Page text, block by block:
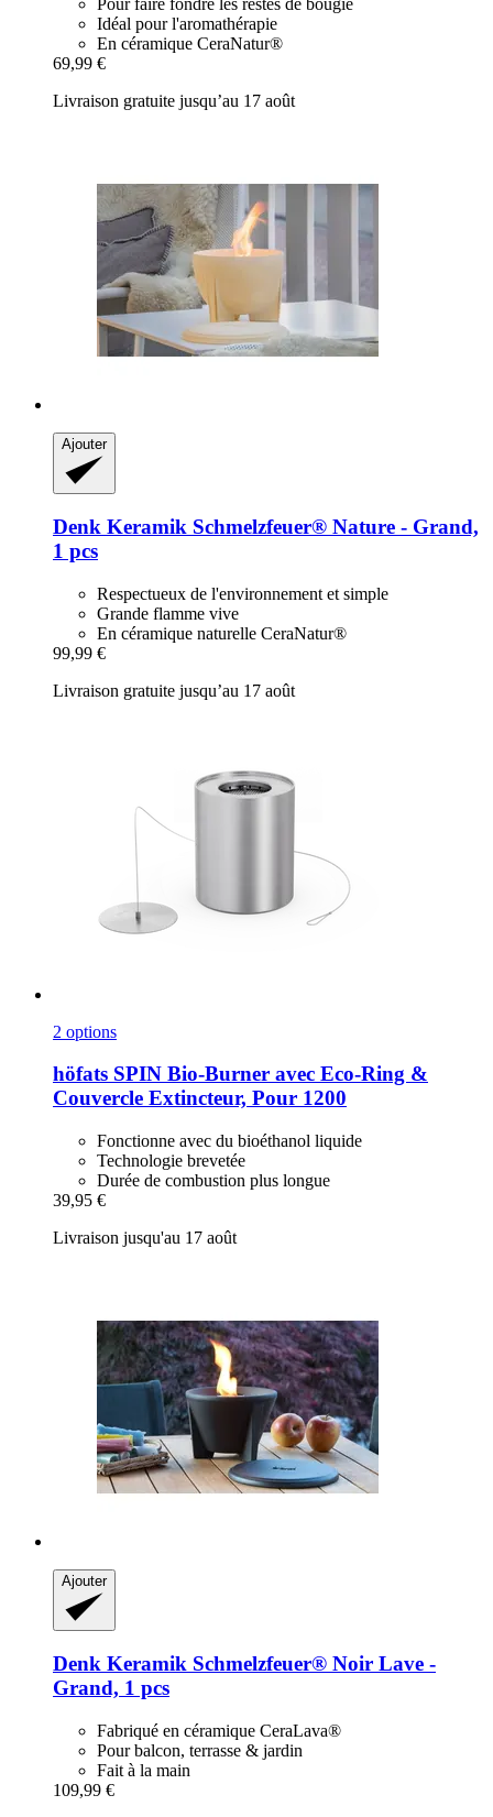
Pour faire fondre les restes de bougie
Idéal pour l'aromathérapie
En céramique CeraNatur®
69,99 €
Livraison gratuite jusqu’au 17 août
Ajouter
Denk Keramik Schmelzfeuer® Nature -​ Grand,
1 pcs
Respectueux de l'environnement et simple
Grande flamme vive
En céramique naturelle CeraNatur®
99,99 €
Livraison gratuite jusqu’au 17 août
2 options
höfats SPIN Bio-​Burner avec Eco-​Ring &
Couvercle Extincteur, Pour 1200
Fonctionne avec du bioéthanol liquide
Technologie brevetée
Durée de combustion plus longue
39,95 €
Livraison jusqu'au 17 août
Ajouter
Denk Keramik Schmelzfeuer® Noir Lave -​
Grand, 1 pcs
Fabriqué en céramique CeraLava®
Pour balcon, terrasse & jardin
Fait à la main
109,99 €